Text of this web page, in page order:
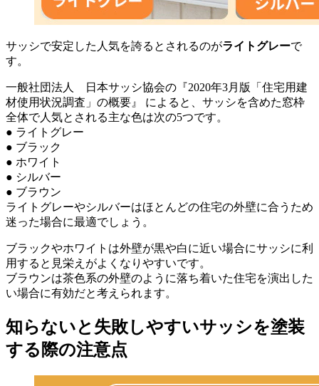
サッシで安定した人気を誇るとされるのがライトグレーで
す。
一般社団法人 日本サッシ協会の『2020年3月版「住宅用建
材使用状況調査」の概要』 によると、サッシを含めた窓枠
全体で人気とされる主な色は次の5つです。
● ライトグレー
● ブラック
● ホワイト
● シルバー
● ブラウン
ライトグレーやシルバーはほとんどの住宅の外壁に合うため
迷った場合に最適でしょう。
ブラックやホワイトは外壁が黒や白に近い場合にサッシに利
用すると見栄えがよくなりやすいです。
ブラウンは茶色系の外壁のように落ち着いた住宅を演出した
い場合に有効だと考えられます。
知らないと失敗しやすいサッシを塗装
する際の注意点